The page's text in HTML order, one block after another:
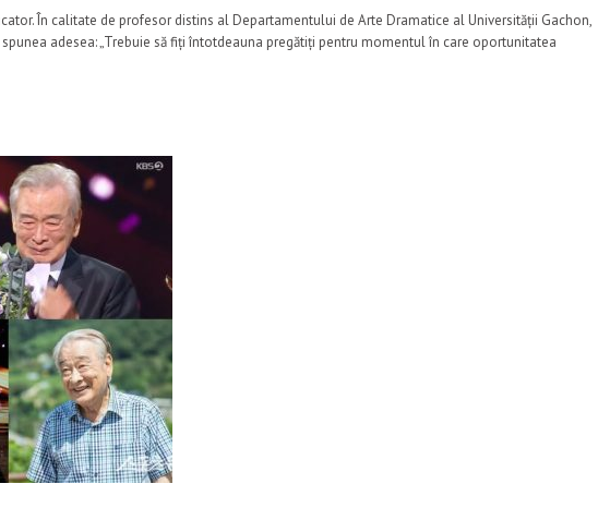
În calitate de profesor distins al Departamentului de Arte Dramatice al Universității Gachon,
adesea: „Trebuie să fiți întotdeauna pregătiți pentru momentul în care oportunitatea